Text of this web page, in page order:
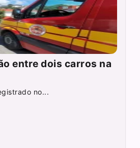
entre dois carros na
no...